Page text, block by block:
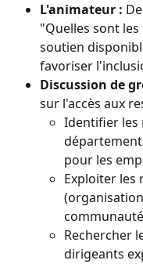
L'animateur :
"Quelles sont
soutien
favoriser
Discussion de
sur l'accès aux
Identifier les
pour les
Exploiter les
Rechercher
dirigeants